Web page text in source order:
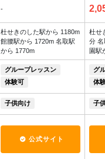
-
杜せきのした駅から 1180m
館腰駅から 1720m 名取駅
から 1770m
杜せ
分 名
園駅
グループレッスン
体験可
グ
体
子供向け 子
公式サイト